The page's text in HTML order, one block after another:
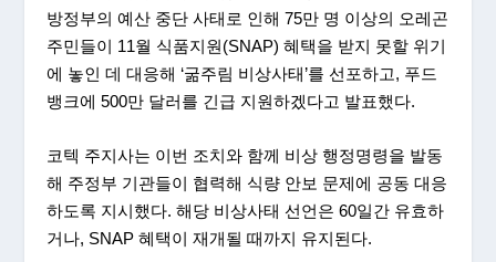
방정부의 예산 중단 사태로 인해 75만 명 이상의 오레곤
주민들이 11월 식품지원(SNAP) 혜택을 받지 못할 위기
에 놓인 데 대응해 ‘굶주림 비상사태’를 선포하고, 푸드
뱅크에 500만 달러를 긴급 지원하겠다고 발표했다.
코텍 주지사는 이번 조치와 함께 비상 행정명령을 발동
해 주정부 기관들이 협력해 식량 안보 문제에 공동 대응
하도록 지시했다. 해당 비상사태 선언은 60일간 유효하
거나, SNAP 혜택이 재개될 때까지 유지된다.